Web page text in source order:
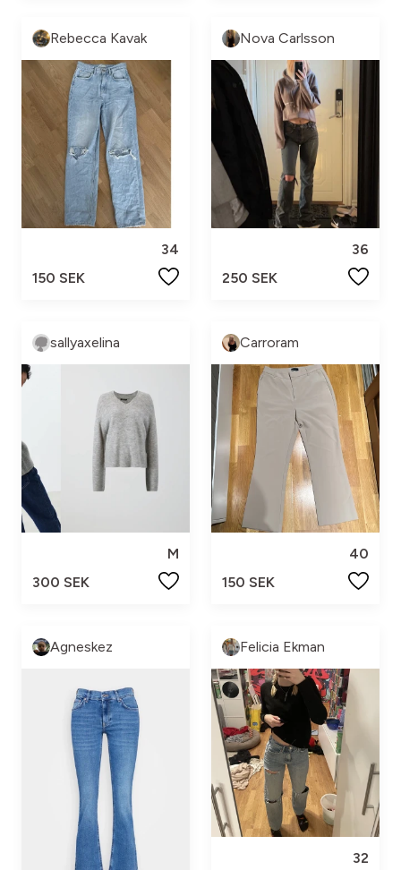
Rebecca Kavak
34
150 SEK
Nova Carlsson
36
250 SEK
sallyaxelina
M
300 SEK
Carroram
40
150 SEK
Agneskez Felicia Ekman
32